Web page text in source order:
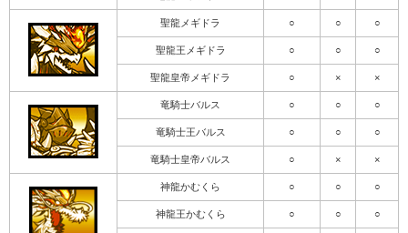
聖龍メギドラ ○ ○ ○
聖龍王メギドラ ○ ○ ○
聖龍皇帝メギドラ ○ × ×
竜騎士バルス ○ ○ ○
竜騎士王バルス ○ ○ ○
竜騎士皇帝バルス ○ × ×
神龍かむくら ○ ○ ○
神龍王かむくら ○ ○ ○